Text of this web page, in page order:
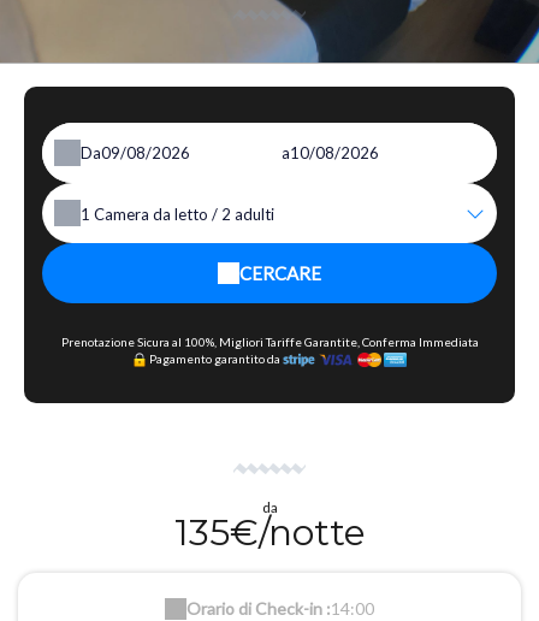
Da a
1 Camera da letto / 2 adulti
CERCARE
Prenotazione Sicura al 100%, Migliori Tariffe Garantite, Conferma Immediata
Pagamento garantito da
da
135€/notte
Orario di Check-in :14:00